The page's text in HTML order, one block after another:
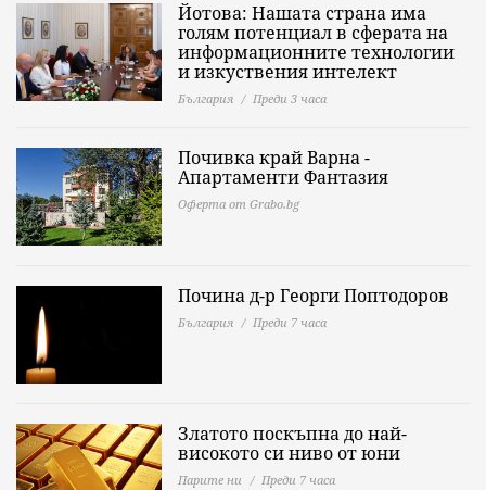
Йотова: Нашата страна има
голям потенциал в сферата на
информационните технологии
и изкуствения интелект
България Преди 3 часа
Почивка край Варна -
Апартаменти Фантазия
Оферта от Grabo.bg
Почина д-р Георги Поптодоров
България Преди 7 часа
Златото поскъпна до най-
високото си ниво от юни
Парите ни Преди 7 часа